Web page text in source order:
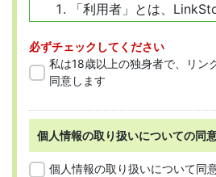
「利用者」とは、
「会員」とは、本規約に
をした人を指します。
第2条 （適用範囲
必ずチェックしてください
私は18歳以上の独身者で、リン
同意します
個人情報の取り扱いについての同
個人情報の取り扱いについて同